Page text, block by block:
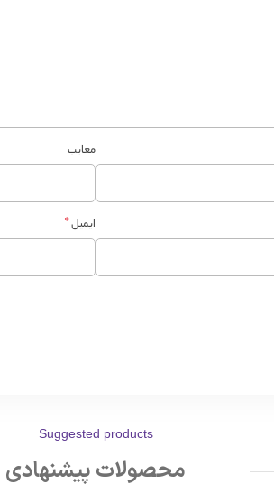
معایب
ایمیل*
Suggested products
محصولات پیشنهادی